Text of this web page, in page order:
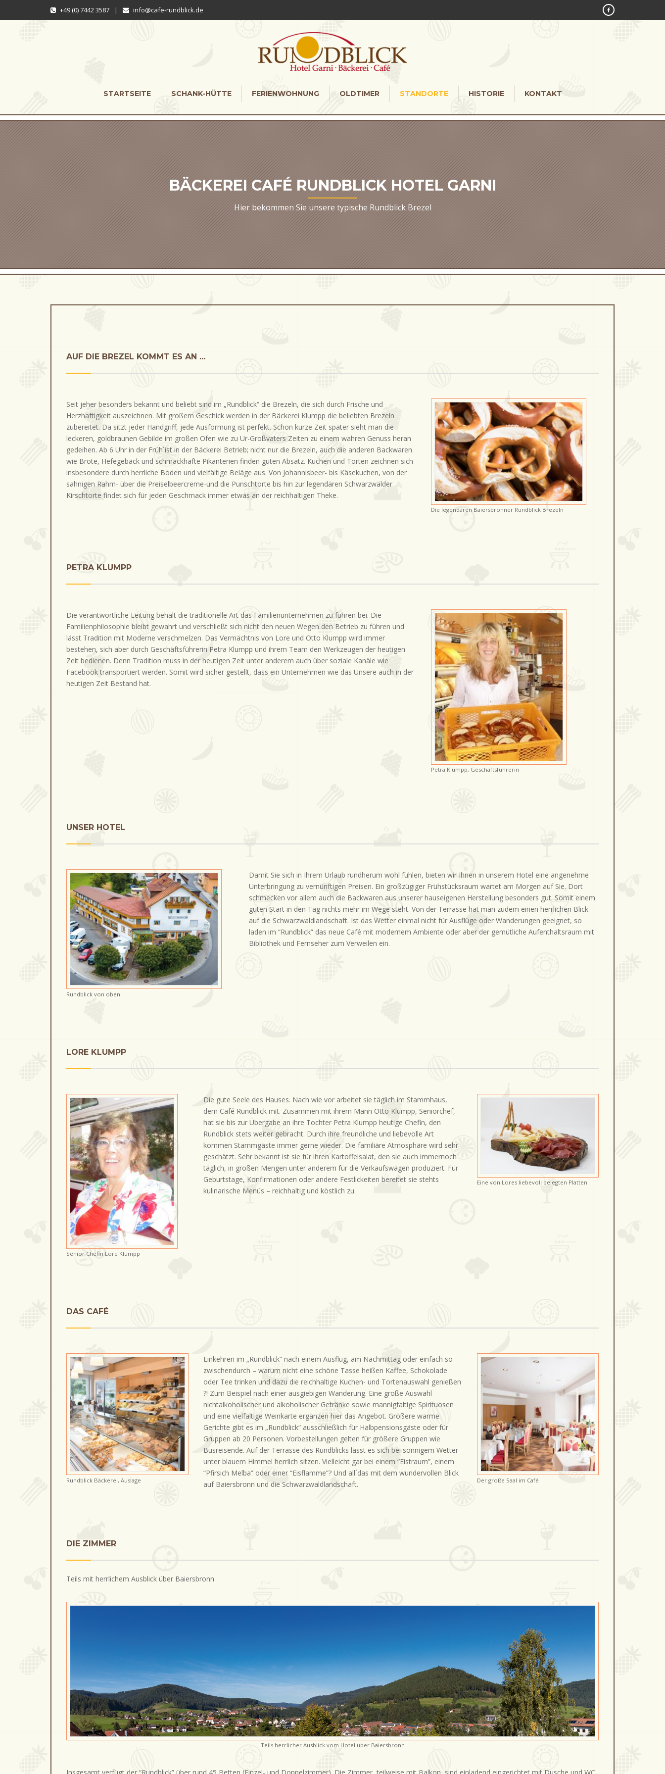
+49 (0) 7442 3587 | info@cafe-rundblick.de
STARTSEITE SCHANK-HÜTTE FERIENWOHNUNG OLDTIMER STANDORTE HISTORIE KONTAKT
BÄCKEREI CAFÉ RUNDBLICK HOTEL GARNI
Hier bekommen Sie unsere typische Rundblick Brezel
AUF DIE BREZEL KOMMT ES AN ...
Seit jeher besonders bekannt und beliebt sind im „Rundblick“ die Brezeln, die sich durch Frische und
Herzhaftigkeit auszeichnen. Mit großem Geschick werden in der Bäckerei Klumpp die beliebten Brezeln
zubereitet. Da sitzt jeder Handgriff, jede Ausformung ist perfekt. Schon kurze Zeit später sieht man die
leckeren, goldbraunen Gebilde im großen Ofen wie zu Ur-Großvaters Zeiten zu einem wahren Genuss heran
gedeihen. Ab 6 Uhr in der Früh´ist in der Bäckerei Betrieb; nicht nur die Brezeln, auch die anderen Backwaren
wie Brote, Hefegebäck und schmackhafte Pikanterien finden guten Absatz. Kuchen und Torten zeichnen sich
insbesondere durch herrliche Böden und vielfältige Beläge aus. Von Johannisbeer- bis Käsekuchen, von der
sahnigen Rahm- über die Preiselbeercreme-und die Punschtorte bis hin zur legendären Schwarzwälder
Kirschtorte findet sich für jeden Geschmack immer etwas an der reichhaltigen Theke.
Die legendären Baiersbronner Rundblick Brezeln
PETRA KLUMPP
Die verantwortliche Leitung behält die traditionelle Art das Familienunternehmen zu führen bei. Die
Familienphilosophie bleibt gewahrt und verschließt sich nicht den neuen Wegen den Betrieb zu führen und
lässt Tradition mit Moderne verschmelzen. Das Vermächtnis von Lore und Otto Klumpp wird immer
bestehen, sich aber durch Geschäftsführerin Petra Klumpp und ihrem Team den Werkzeugen der heutigen
Zeit bedienen. Denn Tradition muss in der heutigen Zeit unter anderem auch über soziale Kanäle wie
Facebook transportiert werden. Somit wird sicher gestellt, dass ein Unternehmen wie das Unsere auch in der
heutigen Zeit Bestand hat.
Petra Klumpp, Geschäftsführerin
UNSER HOTEL
Rundblick von oben
Damit Sie sich in Ihrem Urlaub rundherum wohl fühlen, bieten wir Ihnen in unserem Hotel eine angenehme
Unterbringung zu vernünftigen Preisen. Ein großzügiger Frühstücksraum wartet am Morgen auf Sie. Dort
schmecken vor allem auch die Backwaren aus unserer hauseigenen Herstellung besonders gut. Somit einem
guten Start in den Tag nichts mehr im Wege steht. Von der Terrasse hat man zudem einen herrlichen Blick
auf die Schwarzwaldlandschaft. Ist das Wetter einmal nicht für Ausflüge oder Wanderungen geeignet, so
laden im “Rundblick” das neue Café mit modernem Ambiente oder aber der gemütliche Aufenthaltsraum mit
Bibliothek und Fernseher zum Verweilen ein.
LORE KLUMPP
Senior Chefin Lore Klumpp
Die gute Seele des Hauses. Nach wie vor arbeitet sie täglich im Stammhaus,
dem Café Rundblick mit. Zusammen mit ihrem Mann Otto Klumpp, Seniorchef,
hat sie bis zur Übergabe an ihre Tochter Petra Klumpp heutige Chefin, den
Rundblick stets weiter gebracht. Durch ihre freundliche und liebevolle Art
kommen Stammgäste immer gerne wieder. Die familiäre Atmosphäre wird sehr
geschätzt. Sehr bekannt ist sie für ihren Kartoffelsalat, den sie auch immernoch
täglich, in großen Mengen unter anderem für die Verkaufswägen produziert. Für
Geburtstage, Konfirmationen oder andere Festlickeiten bereitet sie stehts
kulinarische Menüs – reichhaltig und köstlich zu.
Eine von Lores liebevoll belegten Platten
DAS CAFÉ
Rundblick Bäckerei, Auslage
Einkehren im „Rundblick“ nach einem Ausflug, am Nachmittag oder einfach so
zwischendurch – warum nicht eine schöne Tasse heißen Kaffee, Schokolade
oder Tee trinken und dazu die reichhaltige Kuchen- und Tortenauswahl genießen
?! Zum Beispiel nach einer ausgiebigen Wanderung. Eine große Auswahl
nichtalkoholischer und alkoholischer Getränke sowie mannigfaltige Spirituosen
und eine vielfältige Weinkarte ergänzen hier das Angebot. Größere warme
Gerichte gibt es im „Rundblick“ ausschließlich für Halbpensionsgäste oder für
Gruppen ab 20 Personen. Vorbestellungen gelten für größere Gruppen wie
Busreisende. Auf der Terrasse des Rundblicks lässt es sich bei sonnigem Wetter
unter blauem Himmel herrlich sitzen. Vielleicht gar bei einem “Eistraum”, einem
“Pfirsich Melba” oder einer “Eisflamme”? Und all´das mit dem wundervollen Blick
auf Baiersbronn und die Schwarzwaldlandschaft.
Der große Saal im Café
DIE ZIMMER
Teils mit herrlichem Ausblick über Baiersbronn
Teils herrlicher Ausblick vom Hotel über Baiersbronn